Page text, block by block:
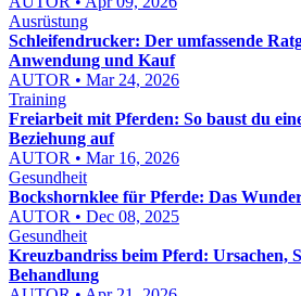
Ausrüstung
Schleifendrucker: Der umfassende
Anwendung und Kauf
AUTOR • Mar 24, 2026
Training
Freiarbeit mit Pferden: So baust du
Beziehung auf
AUTOR • Mar 16, 2026
Gesundheit
Bockshornklee für Pferde: Das
AUTOR • Dec 08, 2025
Gesundheit
Kreuzbandriss beim Pferd: Ursachen,
Behandlung